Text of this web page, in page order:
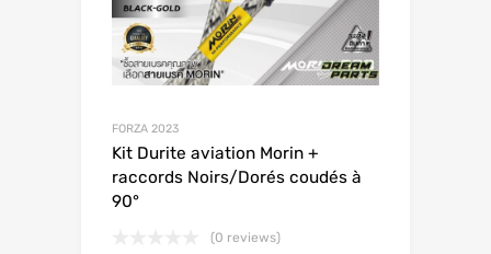
FORZA 2023
Kit Durite aviation Morin +
raccords Noirs/Dorés coudés à
90°
(0 reviews)